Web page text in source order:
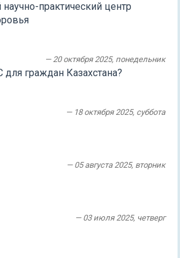
практический центр
— 20 октября 2025, понедельник
граждан Казахстана?
— 18 октября 2025, суббота
— 05 августа 2025, вторник
— 03 июля 2025, четверг